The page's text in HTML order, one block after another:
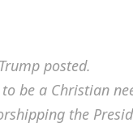
posted.
be a Christian
the